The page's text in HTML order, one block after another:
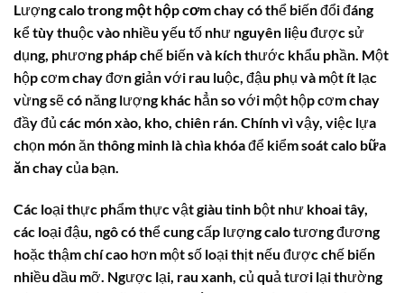
Lượngcalo trong một hộp cơm chaycó thể biến đổi đáng
kể tùy thuộc vào nhiều yếu tố như nguyên liệu được sử
dụng, phương pháp chế biến và kích thước khẩu phần. Một
hộp cơm chay đơn giản với rau luộc, đậu phụ và một ít lạc
vừng sẽ có năng lượng khác hẳn so với một hộp cơm chay
đầy đủ các món xào, kho, chiên rán. Chính vì vậy, việc lựa
chọn món ăn thông minh là chìa khóa để kiểm soátcalo bữa
ăn chaycủa bạn.
Các loại thực phẩm thực vật giàu tinh bột như khoai tây,
các loại đậu, ngô có thể cung cấp lượng calo tương đương
hoặc thậm chí cao hơn một số loại thịt nếu được chế biến
nhiều dầu mỡ. Ngược lại, rau xanh, củ quả tươi lại thường